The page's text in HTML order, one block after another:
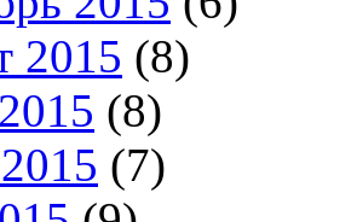
2015 (8)
(8)
(7)